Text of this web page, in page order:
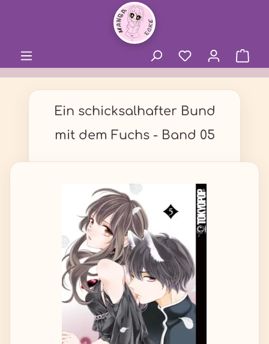
Ein schicksalhafter Bund
mit dem Fuchs - Band 05
Bildergalerie überspringen